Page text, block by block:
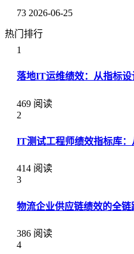
73 2026-06-25
热门排行
1
落地IT运维绩效：从指标
469 阅读
2
IT测试工程师绩效指标库
414 阅读
3
物流企业供应链绩效的全链
386 阅读
4